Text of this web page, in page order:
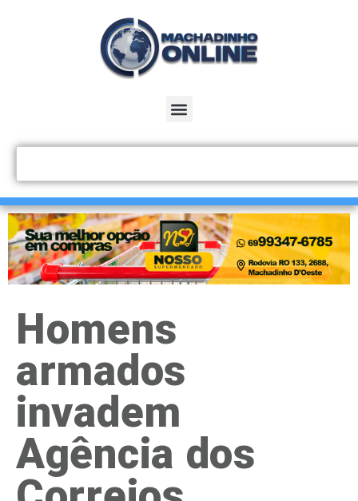
Homens
armados
invadem
Agência dos